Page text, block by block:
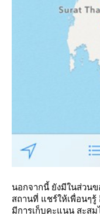
นอกจากนี้ ยังมีในส่วนข
สถานที่ แชร์ให้เพื่อนๆรู้
มีการเก็บคะแนน สะสม